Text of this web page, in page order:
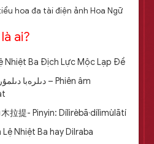
hoa đa tài điện ảnh Hoa Ngữ
ai?
Nhiệt Ba Địch Lực Mộc Lạp Đề
拉提- Pinyin: Dílìrèbā·dílìmùlātí
Nhiệt Ba hay Dilraba